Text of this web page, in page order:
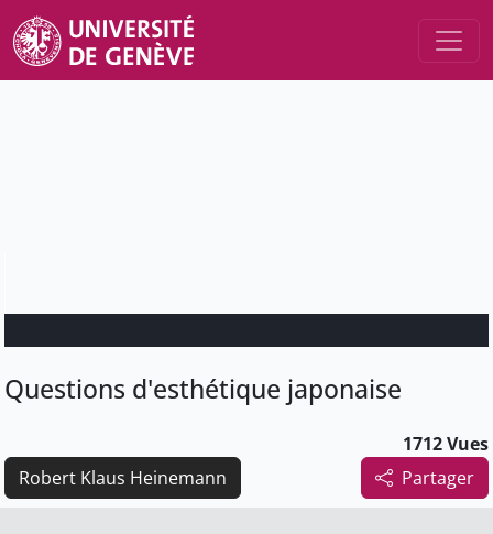
Questions d'esthétique japonaise
1712 Vues
Partager
Robert Klaus Heinemann